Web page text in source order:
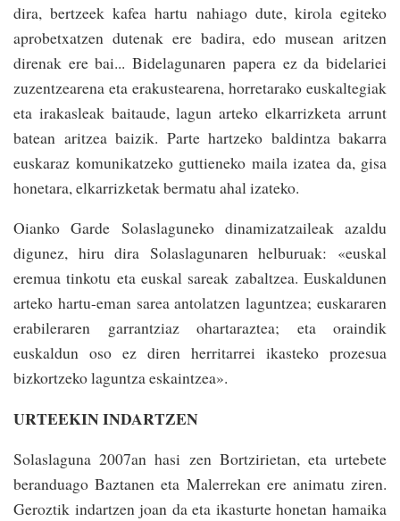
dira, bertzeek kafea hartu nahiago dute, kirola egiteko
apro­be­txatzen dutenak ere badira, edo musean ari­tzen
direnak ere bai... Bidelagunaren papera ez da bidelariei
zuzentzearena eta erakustearena, ho­rretarako euskaltegiak
eta irakasleak baitaude, lagun arteko elkarrizketa arrunt
batean aritzea baizik. Parte hartzeko baldintza bakarra
euskaraz komunikatzeko guttieneko maila izatea da, gisa
honetara, elka­rriz­ketak bermatu ahal izateko.
Oianko Garde Solas­laguneko dinamizatzaileak azaldu
digunez, hiru dira Solaslagunaren helburuak: «euskal
eremua tinkotu eta euskal sareak zabaltzea. Euskaldunen
arteko hartu-eman sarea antolatzen laguntzea; euskararen
erabileraren garrantziaz ohartaraztea; eta oraindik
euskaldun oso ez diren herritarrei ikasteko prozesua
bizkortzeko lagun­tza eskaintzea».
URTEEKIN INDARTZEN
Solaslaguna 2007an hasi zen Bortzirietan, eta urtebete
beranduago Baz­tanen eta Malerrekan ere animatu ziren.
Geroz­tik indartzen joan da eta ikasturte honetan hamaika